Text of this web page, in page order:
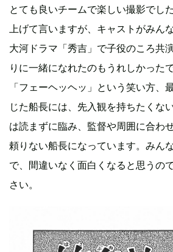
とても良いチームで楽しい撮影でし
上げて言いますが、キャストがみん
大河ドラマ「秀吉」で子役のころ共
りに一緒になれたのもうれしかった
「フェーヘッヘッ」という笑い方、
じた船長には、先入観を持ちたくな
は読まずに臨み、監督や周囲に合わ
頼りない船長になっています。みん
で、間違いなく面白くなると思うの
さい。